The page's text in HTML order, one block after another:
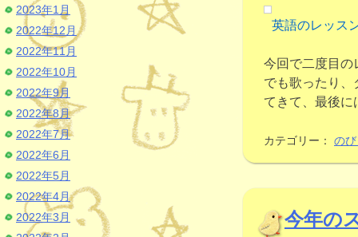
英語のレッス
今回で二度目の
でも歌ったり
てきて、最後に
カテゴリー： の
今年の
2023年1月
2022年12月
2022年11月
2022年10月
2022年9月
2022年8月
2022年7月
2022年6月
2022年5月
2022年4月
2022年3月